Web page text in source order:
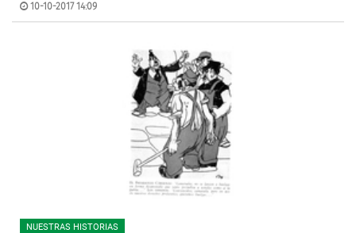
10-10-2017 14:09
NUESTRAS HISTORIAS